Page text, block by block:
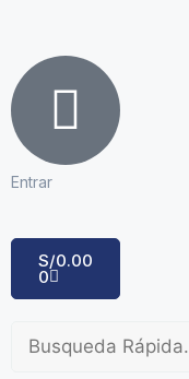
Entrar
S/0.00
0